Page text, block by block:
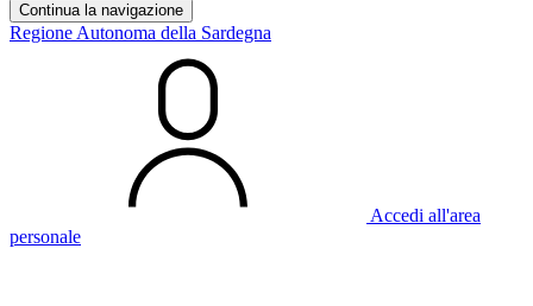
Continua la navigazione
Regione Autonoma della Sardegna
Accedi all'area
personale